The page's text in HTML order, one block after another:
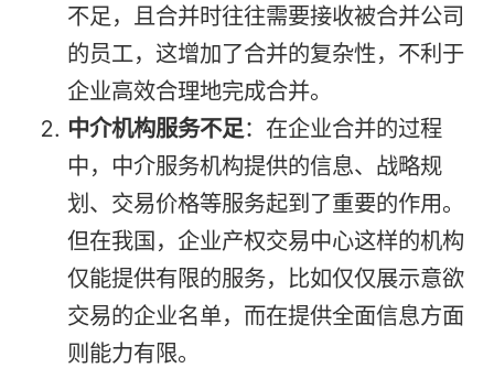
不足，且合并时往往需要接收被合并公司
的员工，这增加了合并的复杂性，不利于
企业高效合理地完成合并。
中介机构服务不足：在企业合并的过程
中，中介服务机构提供的信息、战略规
划、交易价格等服务起到了重要的作用。
但在我国，企业产权交易中心这样的机构
仅能提供有限的服务，比如仅仅展示意欲
交易的企业名单，而在提供全面信息方面
则能力有限。